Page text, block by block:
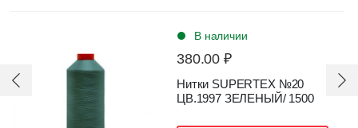
В наличии
380.00 ₽
Нитки SUPERTEX №20
ЦВ.1997 ЗЕЛЕНЫЙ/ 1500